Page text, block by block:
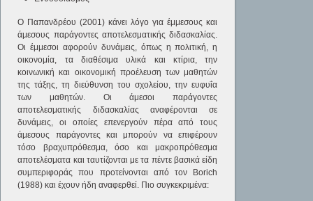
Ο Παπανδρέου (2001) κάνει λόγο για έμμεσους και
άμεσους παράγοντες αποτελεσματικής διδασκαλίας.
Οι έμμεσοι αφορούν δυνάμεις, όπως η πολιτική, η
οικονομία, τα διαθέσιμα υλικά και κτίρια, την
κοινωνική και οικονομική προέλευση των μαθητών
της τάξης, τη διεύθυνση του σχολείου, την ευφυΐα
των μαθητών. Οι άμεσοι παράγοντες
αποτελεσματικής διδασκαλίας αναφέρονται σε
δυνάμεις, οι οποίες επενεργούν πέρα από τους
άμεσους παράγοντες και μπορούν να επιφέρουν
τόσο βραχυπρόθεσμα, όσο και μακροπρόθεσμα
αποτελέσματα και ταυτίζονται με τα πέντε βασικά είδη
συμπεριφοράς που προτείνονται από τον Borich
(1988) και έχουν ήδη αναφερθεί. Πιο συγκεκριμένα: